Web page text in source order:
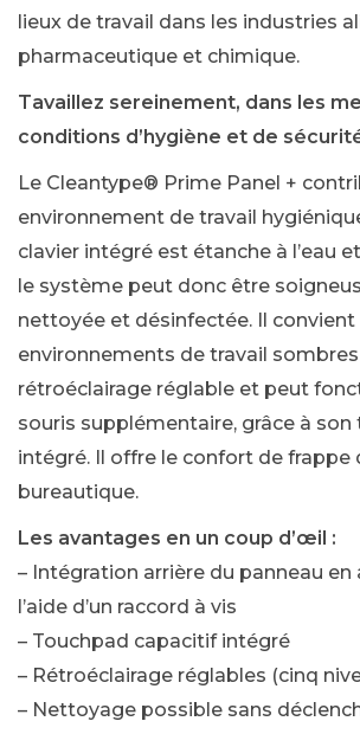
lieux de travail dans les industries
pharmaceutique et chimique.
Tavaillez sereinement, dans les
conditions d’hygiène et de
Le Cleantype® Prime Panel +
environnement de travail
clavier intégré est étanche à l’eau
le système peut donc être
nettoyée et désinfectée. Il convient
environnements de travail sombres
rétroéclairage réglable et peut
souris supplémentaire, grâce à son
intégré. Il offre le confort de frappe
bureautique.
Les avantages en un coup d’œil :
– Intégration arrière du panneau en
l’aide d’un raccord à vis
– Touchpad capacitif intégré
– Rétroéclairage réglables (cinq
– Nettoyage possible sans